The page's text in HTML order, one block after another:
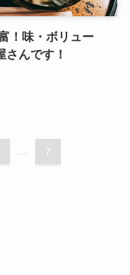
！味・ボリュー
んです！
... 7